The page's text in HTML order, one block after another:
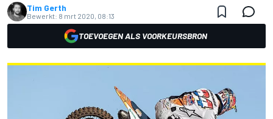
Tim Gerth
Bewerkt: 8 mrt 2020, 08:13
TOEVOEGEN ALS VOORKEURSBRON